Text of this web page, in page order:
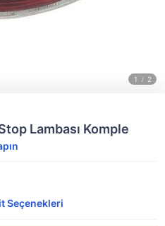
Lambası Komple
Seçenekleri